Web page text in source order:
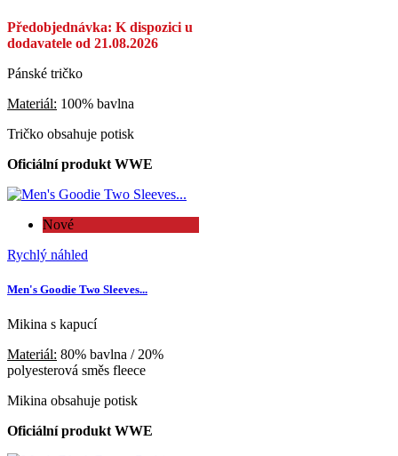
Předobjednávka: K dispozici u
dodavatele od 21.08.2026
Pánské tričko
Materiál: 100% bavlna
Tričko obsahuje potisk
Oficiální produkt WWE
Nové
Rychlý náhled
Men's Goodie Two Sleeves...
Mikina s kapucí
Materiál: 80% bavlna / 20%
polyesterová směs fleece
Mikina obsahuje potisk
Oficiální produkt WWE